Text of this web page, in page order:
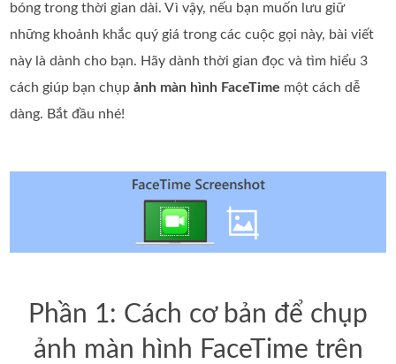
bóng trong thời gian dài. Vì vậy, nếu bạn muốn lưu giữ
những khoảnh khắc quý giá trong các cuộc gọi này, bài viết
này là dành cho bạn. Hãy dành thời gian đọc và tìm hiểu 3
cách giúp bạn chụpảnh màn hình FaceTime một cách dễ
dàng. Bắt đầu nhé!
Phần 1: Cách cơ bản để chụp
ảnh màn hình FaceTime trên